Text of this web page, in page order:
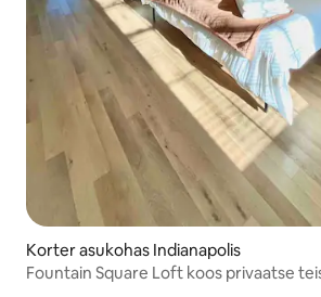
Korter asukohas Indianapolis
Fountain Square Loft koos privaatse